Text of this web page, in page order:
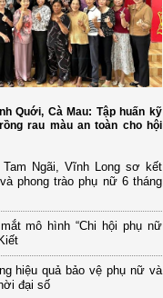
Quới, Cà Mau: Tập huấn kỹ
rau màu an toàn cho hội
Tam Ngãi, Vĩnh Long sơ kết
phong trào phụ nữ 6 tháng
mô hình “Chi hội phụ nữ
hiệu quả bảo vệ phụ nữ và
đại số